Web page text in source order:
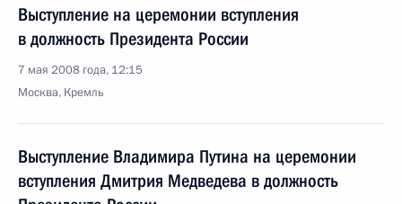
Выступление на церемонии вступления
в должность Президента России
7 мая 2008 года, 12:15
Москва, Кремль
Выступление Владимира Путина на церемонии
вступления Дмитрия Медведева в должность